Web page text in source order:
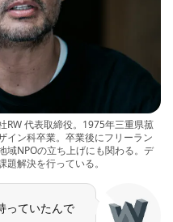
RW 代表取締役。1975年三重県菰
イン科卒業。卒業後にフリーラン
域NPOの立ち上げにも関わる。デ
解決を行っている。
っていたんで